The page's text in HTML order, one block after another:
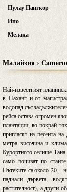
Пулау Пангкор
Ипо
Мелака
Малайзия ›
Най-известният
в Паханг и от
водопад със
рейса остава огромен
плантации, но покрай
пригласят на песента
метра височина и
Курортното селище
само почиват по
Пътеките са около 20 –
паднали дървета,
растителност), а други